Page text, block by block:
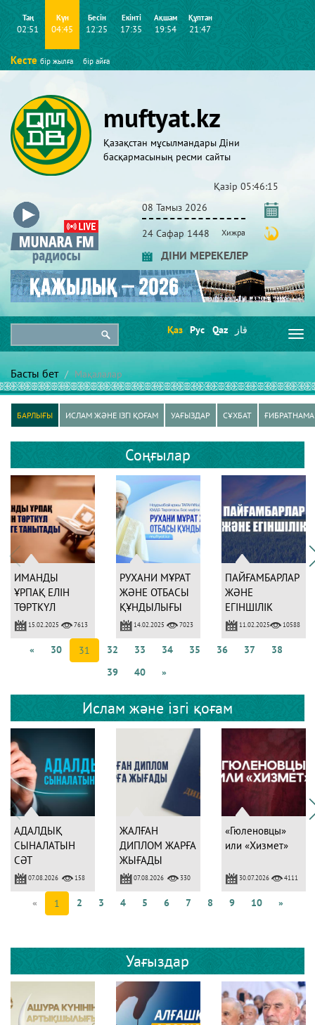
Таң
02:51
Күн
04:45
Бесін
12:25
Екінті
17:35
Ақшам
19:54
Құптан
21:47
Кесте бір жылға бір айға
muftyat.kz
Қазақстан мұсылмандары Діни
басқармасының ресми сайты
Қазір 05:46:16
08 Тамыз 2026
24 Сафар 1448 Хижра
ДІНИ МЕРЕКЕЛЕР
Қаз Рус Qaz قاز
Басты бет Мақалалар
БАРЛЫҒЫ ИСЛАМ ЖӘНЕ ІЗГІ ҚОҒАМ УАҒЫЗДАР СҰХБАТ ҒИБРАТНАМА
Соңғылар
ИМАНДЫ
ҰРПАҚ ЕЛІН
ТӨРТКҮЛ
ДҮНИЕГЕ
ТАНЫТАДЫ
15.02.2025 7613
РУХАНИ МҰРАТ
ЖӘНЕ ОТБАСЫ
ҚҰНДЫЛЫҒЫ
14.02.2025 7023
ПАЙҒАМБАРЛАР
ЖӘНЕ
ЕГІНШІЛІК
11.02.2025 10588
« 30 31 32 33 34 35 36 37
38
39
40 »
Ислам және ізгі қоғам
АДАЛДЫҚ
СЫНАЛАТЫН
СӘТ
07.08.2026 158
ЖАЛҒАН
ДИПЛОМ ЖАРҒА
ЖЫҒАДЫ
07.08.2026 330
«Гюленовцы»
или «Хизмет»
30.07.2026 4111
« 1 2 3 4 5 6 7 8 9 10 »
Уағыздар